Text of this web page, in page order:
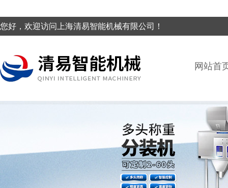
您好，欢迎访问上海清易智能机械有限公司！
网站首